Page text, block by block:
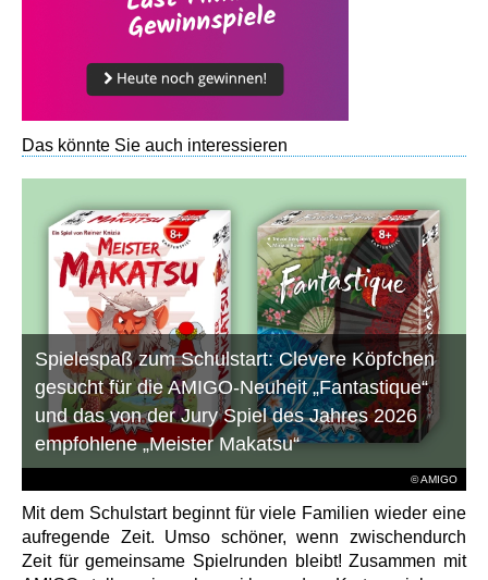
Das könnte Sie auch interessieren
© AMIGO
Spielespaß zum Schulstart: Clevere Köpfchen
gesucht für die AMIGO-Neuheit „Fantastique“
und das von der Jury Spiel des Jahres 2026
empfohlene „Meister Makatsu“
Mit dem Schulstart beginnt für viele Familien wieder eine
aufregende Zeit. Umso schöner, wenn zwischendurch
Zeit für gemeinsame Spielrunden bleibt! Zusammen mit